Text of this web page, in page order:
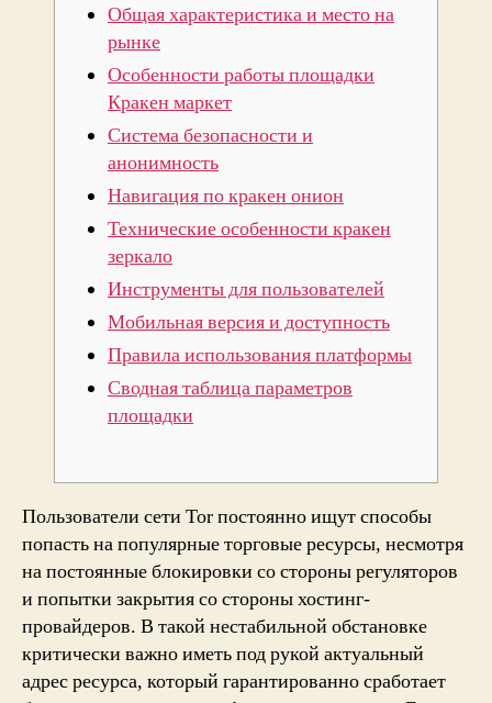
Общая характеристика и место на
рынке
Особенности работы площадки
Кракен маркет
Система безопасности и
анонимность
Навигация по кракен онион
Технические особенности кракен
зеркало
Инструменты для пользователей
Мобильная версия и доступность
Правила использования платформы
Сводная таблица параметров
площадки
Пользователи сети Tor постоянно ищут способы
попасть на популярные торговые ресурсы, несмотря
на постоянные блокировки со стороны регуляторов
и попытки закрытия со стороны хостинг-
провайдеров. В такой нестабильной обстановке
критически важно иметь под рукой актуальный
адрес ресурса, который гарантированно сработает